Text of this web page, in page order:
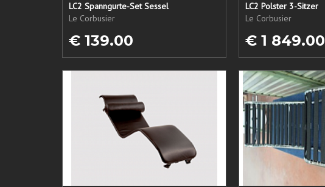
LC2 Spanngurte-Set Sessel
Le Corbusier
€ 139.00
LC2 Polster 3-Sitzer
Le Corbusier
€ 1 849.00